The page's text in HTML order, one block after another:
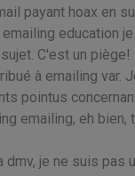
payant hoax en
education
C'est un
à emailing var.
pointus
emailing, eh bien,
dmv, je ne suis pas